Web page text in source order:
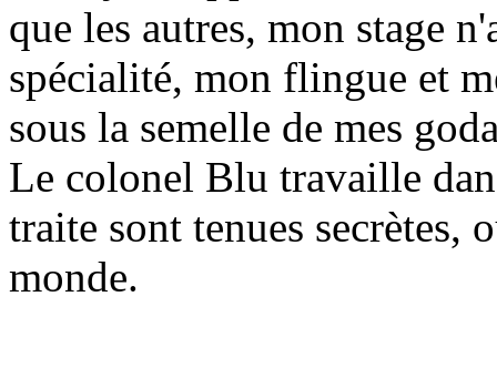
que les autres, mon stage
spécialité, mon flingue et
sous la semelle de mes
Le colonel Blu travaille
traite sont tenues secrètes,
monde.